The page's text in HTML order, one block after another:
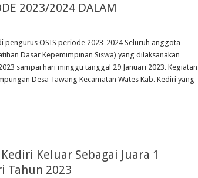
2023/2024 DALAM
pengurus OSIS periode 2023-2024 Seluruh anggota
Dasar Kepemimpinan Siswa) yang dilaksanakan
sampai hari minggu tanggal 29 Januari 2023. Kegiatan
Desa Tawang Kecamatan Wates Kab. Kediri yang
Keluar Sebagai Juara 1
Tahun 2023